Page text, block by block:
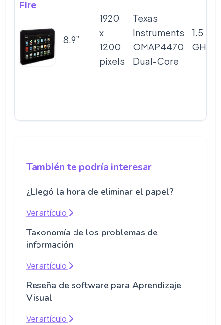
Fire
8.9”
1920
x
1200
pixels
Texas
Instruments
OMAP4470
Dual-Core
1.5
GHz
También te podría interesar
¿Llegó la hora de eliminar el papel?
Ver artículo
Taxonomía de los problemas de
información
Ver artículo
Reseña de software para Aprendizaje
Visual
Ver artículo